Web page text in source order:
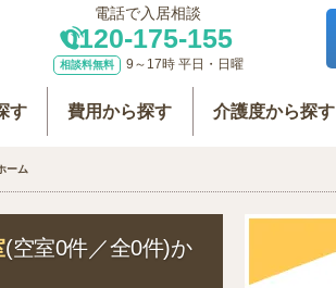
電話で入居相談
0120-175-155
相談料無料 9～17時 平日・日曜
す 費用から探す 介護度から探す
ーム
(空室0件／全0件)か